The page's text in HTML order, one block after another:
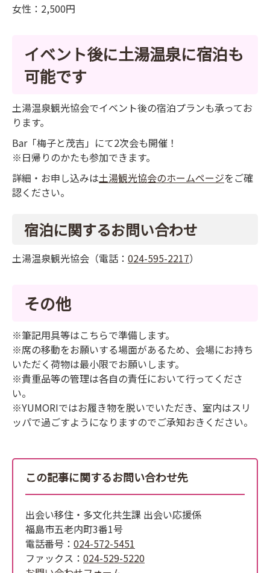
女性：2,500円
イベント後に土湯温泉に宿泊も
可能です
土湯温泉観光協会でイベント後の宿泊プランも承ってお
ります。
Bar「梅子と茂吉」にて2次会も開催！
※日帰りのかたも参加できます。
詳細・お申し込みは土湯観光協会のホームページをご確
認ください。
宿泊に関するお問い合わせ
土湯温泉観光協会（電話： 024-595-2217）
その他
※筆記用具等はこちらで準備します。
※席の移動をお願いする場面があるため、会場にお持ち
いただく荷物は最小限でお願いします。
※貴重品等の管理は各自の責任において行ってくださ
い。
※YUMORIではお履き物を脱いでいただき、室内はスリ
ッパで過ごすようになりますのでご承知おきください。
この記事に関するお問い合わせ先
出会い移住・多文化共生課 出会い応援係
福島市五老内町3番1号
電話番号： 024-572-5451
ファックス： 024-529-5220